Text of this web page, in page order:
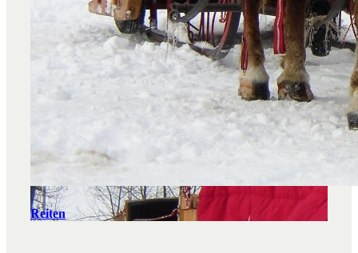
Reiten